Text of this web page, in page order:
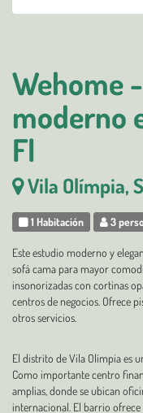
Wehome
moderno
Fl
Vila Olímpia,
1 Habitación 3
Este estudio moderno y
sofá cama para mayor
insonorizadas con cortinas
centros de negocios. Ofrece
otros servicios.
El distrito de Vila Olímpia es
Como importante centro
amplias, donde se ubican
internacional. El barrio ofrece